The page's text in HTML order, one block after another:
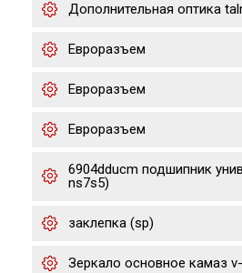
Дополнительная оптика
Евроразъем
Евроразъем
Евроразъем
6904dducm подшипник
ns7s5)
заклепка (sp)
Зеркало основное камаз